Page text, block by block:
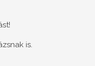
is.